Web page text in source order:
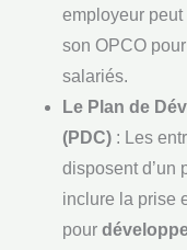
employeur
son OPCO
salariés.
Le Plan de
(PDC): Les
disposent d’un
inclure la prise
pour